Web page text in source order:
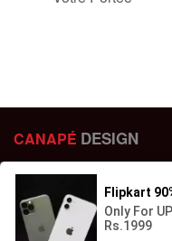
CANAPÉ DESIGN
44 bis Rue des Bardines
63370 Lempdes, France
+33 658358352
Contactez-nous